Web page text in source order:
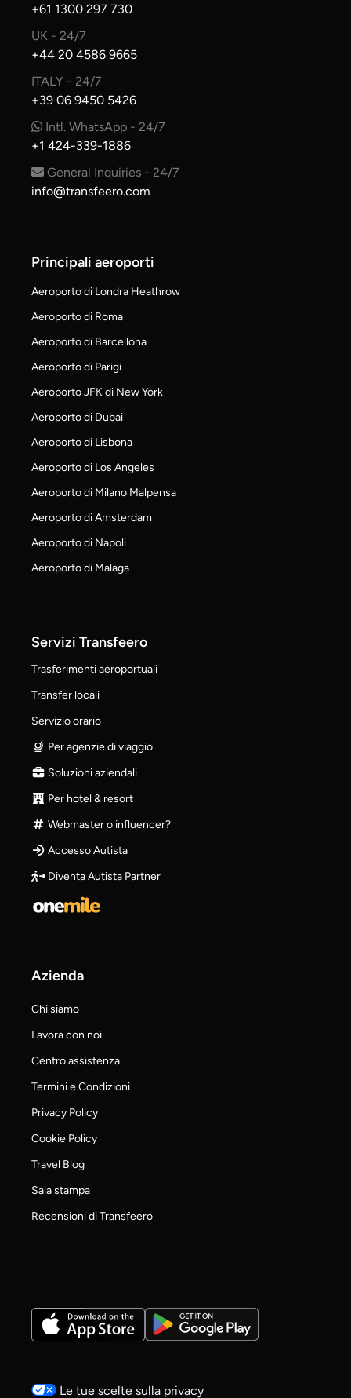
+61 1300 297 730
UK - 24/7
+44 20 4586 9665
ITALY - 24/7
+39 06 9450 5426
Intl. WhatsApp - 24/7
+1 424-339-1886
General Inquiries - 24/7
info@transfeero.com
Principali aeroporti
Aeroporto di Londra Heathrow
Aeroporto di Roma
Aeroporto di Barcellona
Aeroporto di Parigi
Aeroporto JFK di New York
Aeroporto di Dubai
Aeroporto di Lisbona
Aeroporto di Los Angeles
Aeroporto di Milano Malpensa
Aeroporto di Amsterdam
Aeroporto di Napoli
Aeroporto di Malaga
Servizi Transfeero
Trasferimenti aeroportuali
Transfer locali
Servizio orario
Per agenzie di viaggio
Soluzioni aziendali
Per hotel & resort
Webmaster o influencer?
Accesso Autista
Diventa Autista Partner
Azienda
Chi siamo
Lavora con noi
Centro assistenza
Termini e Condizioni
Privacy Policy
Cookie Policy
Travel Blog
Sala stampa
Recensioni di Transfeero
Le tue scelte sulla privacy